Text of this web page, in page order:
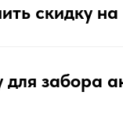
скидку
забора